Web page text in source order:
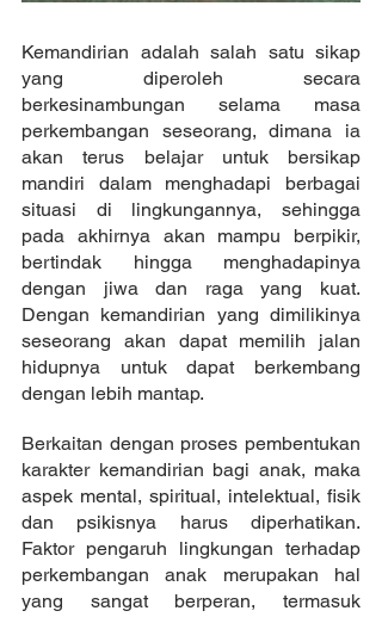
Kemandirian adalah salah satu sikap
yang diperoleh secara
berkesinambungan selama masa
perkembangan seseorang, dimana ia
akan terus belajar untuk bersikap
mandiri dalam menghadapi berbagai
situasi di lingkungannya, sehingga
pada akhirnya akan mampu berpikir,
bertindak hingga menghadapinya
dengan jiwa dan raga yang kuat.
Dengan kemandirian yang dimilikinya
seseorang akan dapat memilih jalan
hidupnya untuk dapat berkembang
dengan lebih mantap.
Berkaitan dengan proses pembentukan
karakter kemandirian bagi anak, maka
aspek mental, spiritual, intelektual, fisik
dan psikisnya harus diperhatikan.
Faktor pengaruh lingkungan terhadap
perkembangan anak merupakan hal
yang sangat berperan, termasuk